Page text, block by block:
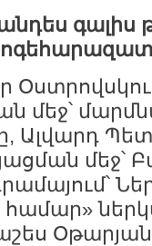
գալիս
Օստրովսկու
մեջ՝
Ալվարդ
մեջ՝